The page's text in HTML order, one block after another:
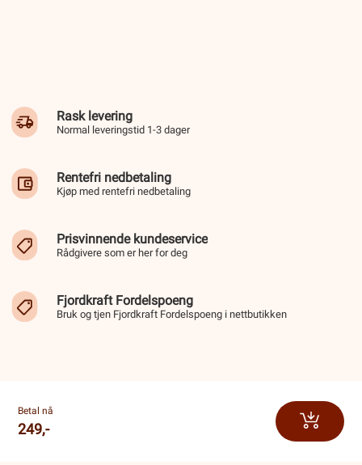
Rask levering
Normal leveringstid 1-3 dager
Rentefri nedbetaling
Kjøp med rentefri nedbetaling
Prisvinnende kundeservice
Rådgivere som er her for deg
Fjordkraft Fordelspoeng
Bruk og tjen Fjordkraft Fordelspoeng i nettbutikken
Betal nå
249,-